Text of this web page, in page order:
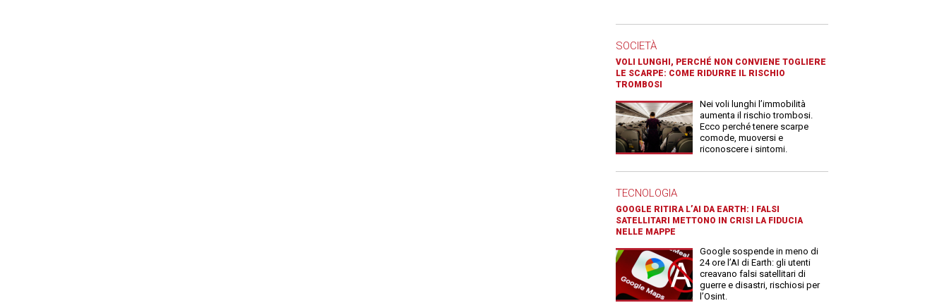
SOCIETÀ
VOLI LUNGHI, PERCHÉ NON CONVIENE TOGLIERE
LE SCARPE: COME RIDURRE IL RISCHIO
TROMBOSI
Nei voli lunghi l’immobilità
aumenta il rischio trombosi.
Ecco perché tenere scarpe
comode, muoversi e
riconoscere i sintomi.
TECNOLOGIA
GOOGLE RITIRA L’AI DA EARTH: I FALSI
SATELLITARI METTONO IN CRISI LA FIDUCIA
NELLE MAPPE
Google sospende in meno di
24 ore l’AI di Earth: gli utenti
creavano falsi satellitari di
guerre e disastri, rischiosi per
l’Osint.